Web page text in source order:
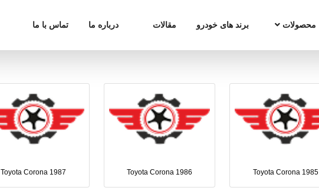
محصولات برند های خودرو مقالات درباره ما تماس با ما
Toyota Corona 1985
Toyota Corona 1986
Toyota Corona 1987